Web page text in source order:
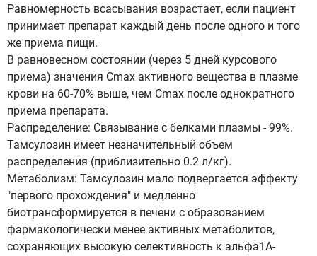
Равномерность всасывания возрастает, если пациент
принимает препарат каждый день после одного и того
же приема пищи.
В равновесном состоянии (через 5 дней курсового
приема) значения Сmах активного вещества в плазме
крови на 60-70% выше, чем Сmах после однократного
приема препарата.
Распределение: Связывание с белками плазмы - 99%.
Тамсулозин имеет незначительный объем
распределения (приблизительно 0.2 л/кг).
Метаболизм: Тамсулозин мало подвергается эффекту
"первого прохождения" и медленно
биотрансформируется в печени с образованием
фармакологически менее активных метаболитов,
сохраняющих высокую селективность к альфа1А-